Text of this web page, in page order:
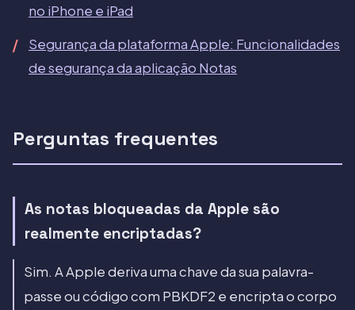
no iPhone e iPad
Segurança da plataforma Apple: Funcionalidades
de segurança da aplicação Notas
Perguntas frequentes
As notas bloqueadas da Apple são
realmente encriptadas?
Sim. A Apple deriva uma chave da sua palavra-
passe ou código com PBKDF2 e encripta o corpo